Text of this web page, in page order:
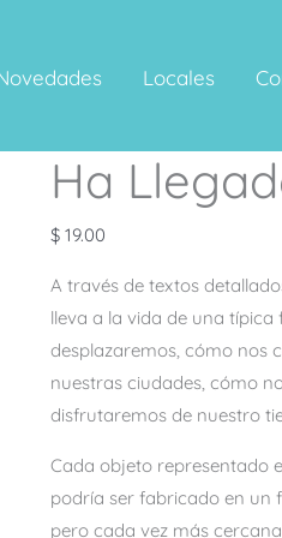
Locales
Ha
$ 19.00
A través de textos
lleva a la vida de una
desplazaremos, cómo nos
nuestras ciudades, cómo
disfrutaremos de nuestro
Cada objeto representado
podría ser fabricado en un
pero cada vez más
Ha
Llegado
el
cantidad